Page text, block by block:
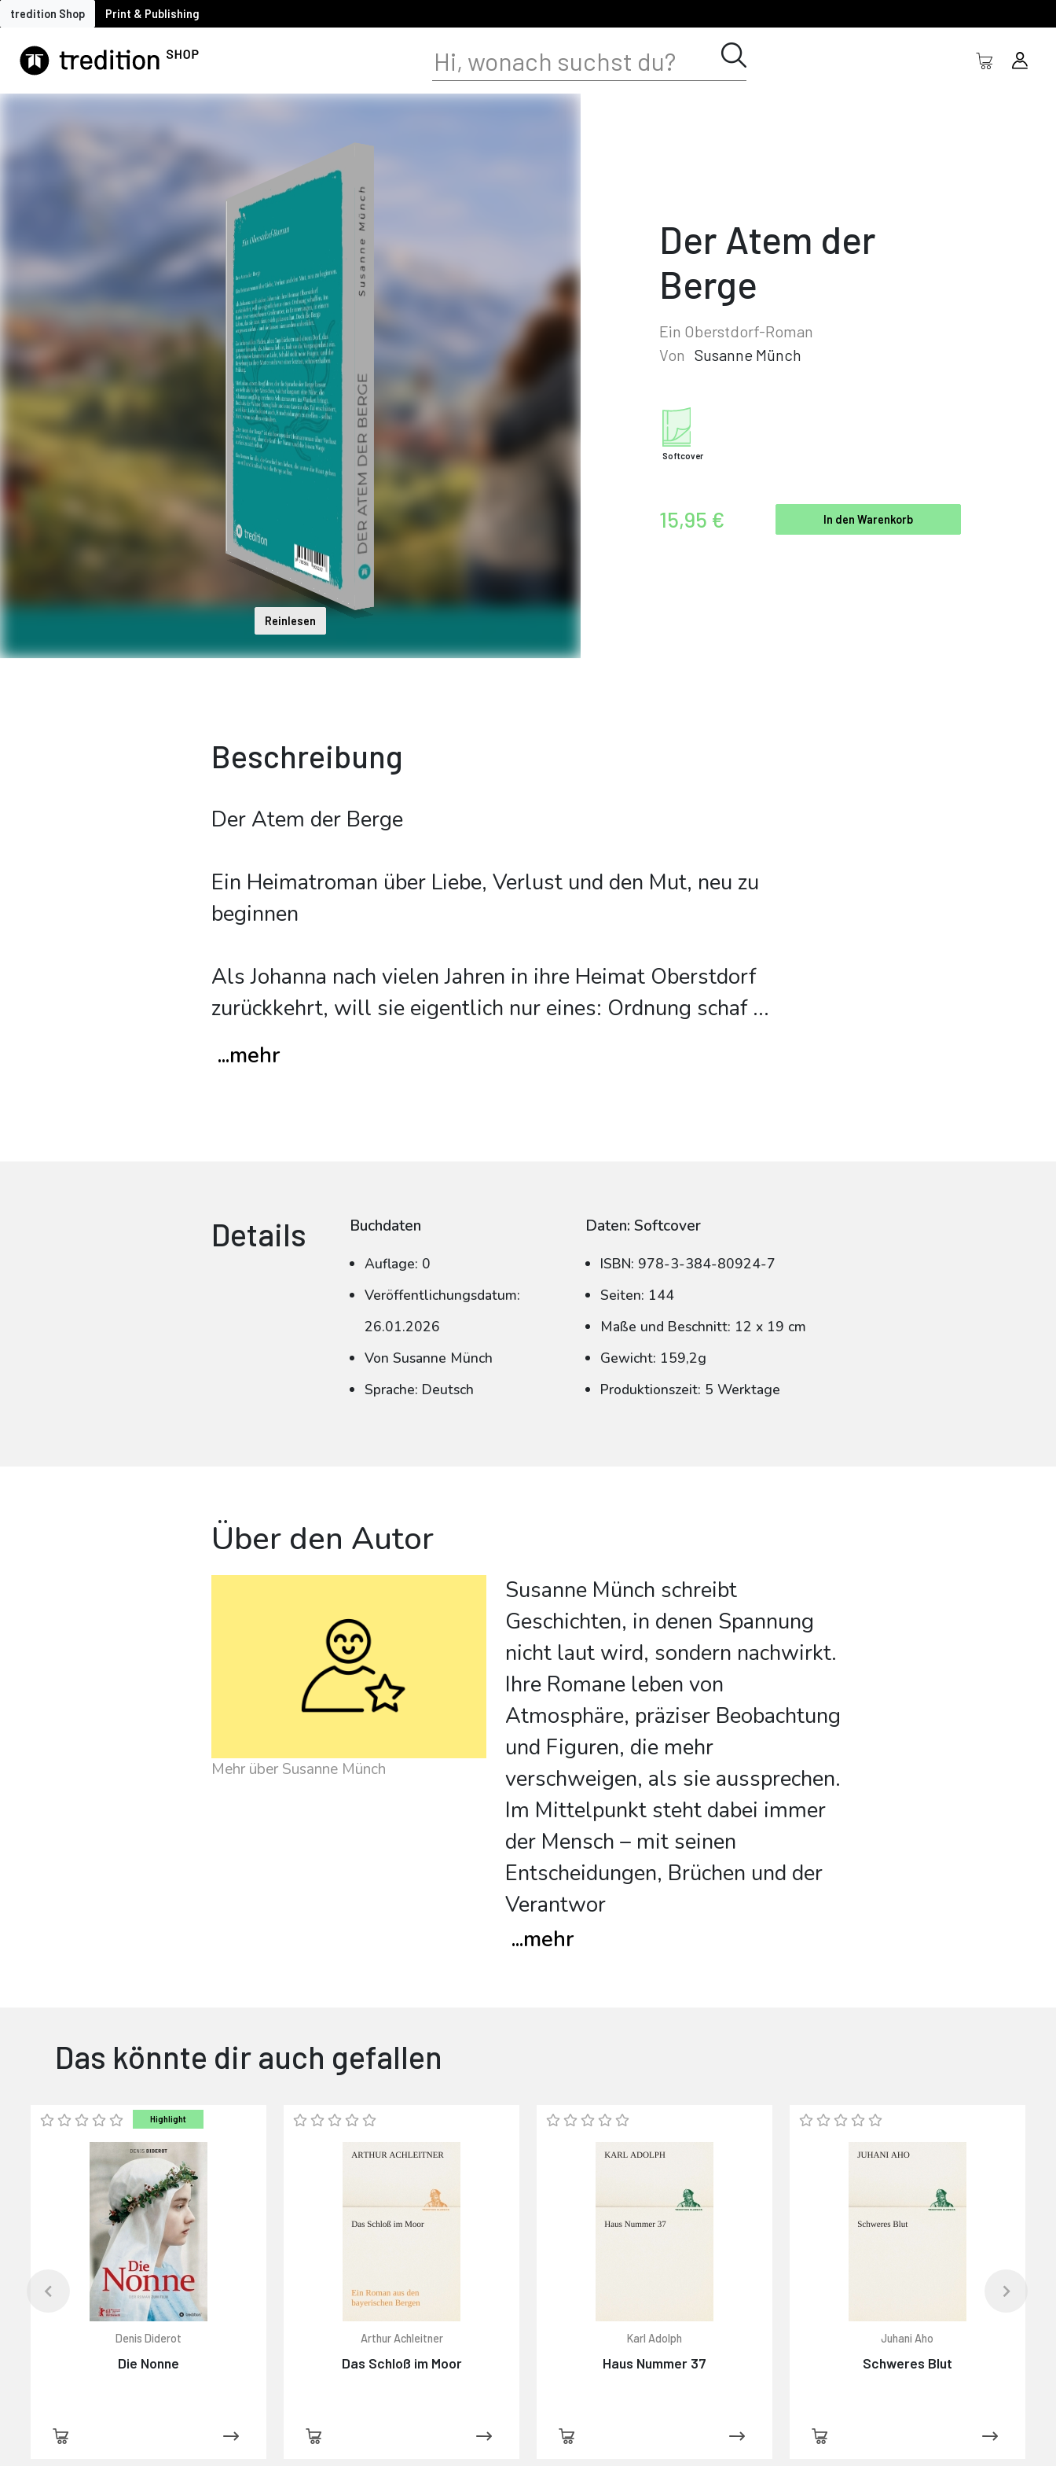
tredition Shop Print & Publishing
Reinlesen
Der Atem der
Berge
Ein Oberstdorf-Roman
Von Susanne Münch
Softcover
15,95 € In den Warenkorb
Beschreibung
Der Atem der Berge
Ein Heimatroman über Liebe, Verlust und den Mut, neu zu
beginnen
Als Johanna nach vielen Jahren in ihre Heimat Oberstdorf
zurückkehrt, will sie eigentlich nur eines: Ordnung schaf...
...mehr
Details Buchdaten
Auflage: 0
Veröffentlichungsdatum:
26.01.2026
Von Susanne Münch
Sprache: Deutsch
Daten: Softcover
ISBN: 978-3-384-80924-7
Seiten: 144
Maße und Beschnitt: 12 x 19 cm
Gewicht: 159,2g
Produktionszeit: 5 Werktage
Über den Autor
Mehr über Susanne Münch
Susanne Münch schreibt
Geschichten, in denen Spannung
nicht laut wird, sondern nachwirkt.
Ihre Romane leben von
Atmosphäre, präziser Beobachtung
und Figuren, die mehr
verschweigen, als sie aussprechen.
Im Mittelpunkt steht dabei immer
der Mensch – mit seinen
Entscheidungen, Brüchen und der
Verantwor
...mehr
Das könnte dir auch gefallen
Highlight
Denis Diderot
Die Nonne
Arthur Achleitner
Das Schloß im Moor
Karl Adolph
Haus Nummer 37
Juhani Aho
Schweres Blut